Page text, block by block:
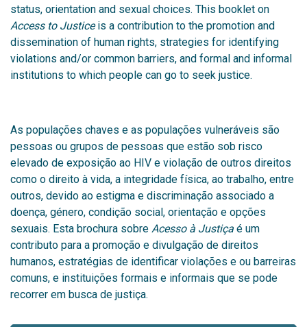
status, orientation and sexual choices. This booklet on
Access to Justiceis a contribution to the promotion and
dissemination of human rights, strategies for identifying
violations and/or common barriers, and formal and informal
institutions to which people can go to seek justice.
As populações chaves e as populações vulneráveis são
pessoas ou grupos de pessoas que estão sob risco
elevado de exposição ao HIV e violação de outros direitos
como o direito à vida, a integridade física, ao trabalho, entre
outros, devido ao estigma e discriminação associado a
doença, género, condição social, orientação e opções
sexuais. Esta brochura sobre Acesso à Justiça é um
contributo para a promoção e divulgação de direitos
humanos, estratégias de identificar violações e ou barreiras
comuns, e instituições formais e informais que se pode
recorrer em busca de justiça.